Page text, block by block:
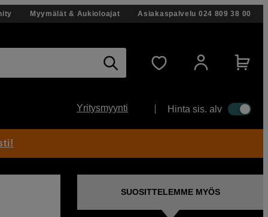
Myymälät & Aukioloajat Asiakaspalvelu 024 809 38 00
Yritysmyynti Hinta sis. alv
SUOSITTELEMME MYÖS